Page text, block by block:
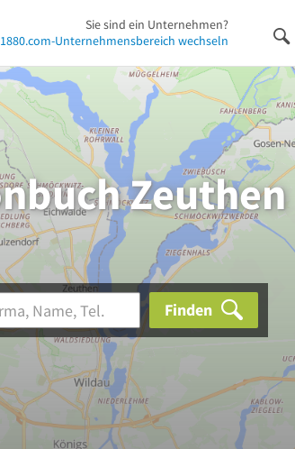
Sie sind ein Unternehmen?
Unternehmensbereich wechseln
Zeuthen
Finden